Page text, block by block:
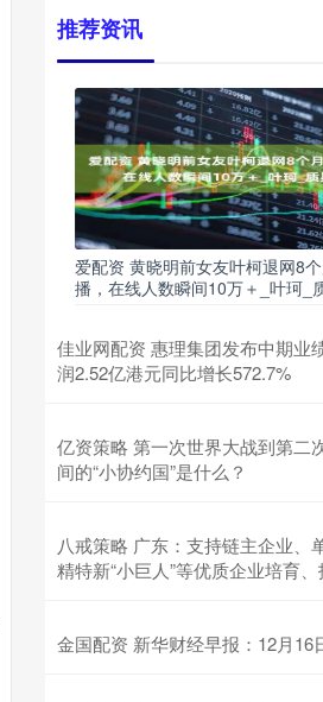
推荐资讯
爱配资 黄晓明前女友叶柯退网8
播，在线人数瞬间10万＋_叶珂_
佳业网配资 惠理集团发布中期业
润2.52亿港元同比增长572.7%
亿资策略 第一次世界大战到第二
间的“小协约国”是什么？
八戒策略 广东：支持链主企业、
精特新“小巨人”等优质企业培育
金国配资 新华财经早报：12月16